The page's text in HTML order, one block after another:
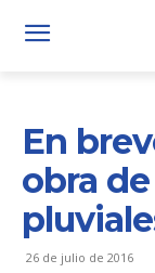
En
obra
26 de julio de 2016